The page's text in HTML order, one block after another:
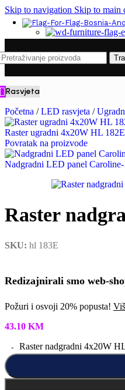
Skip to navigation Skip to main
Rasvjeta
Početna / LED rasvjeta /
Raster ugradni 4x20W HL 182E
Povratak na proizvode
Nadgradni LED panel
Raster
SKU: hl 183E
Redizajnirali smo web-
Požuri i osvoji 20% popusta!
43.10 KM
Raster nadgradni 4x20W